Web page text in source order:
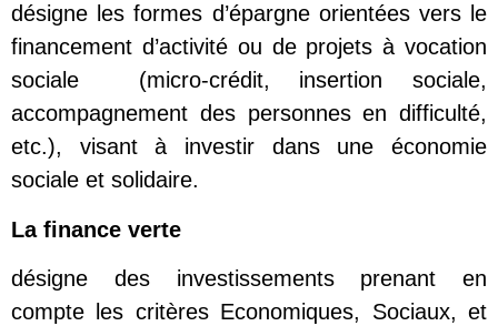
désigne les formes d’épargne orientées vers le
financement d’activité ou de projets à vocation
sociale (micro-crédit, insertion sociale,
accompagnement des personnes en difficulté,
etc.), visant à investir dans une économie
sociale et solidaire.
La finance verte
désigne des investissements prenant en
compte les critères Economiques, Sociaux, et